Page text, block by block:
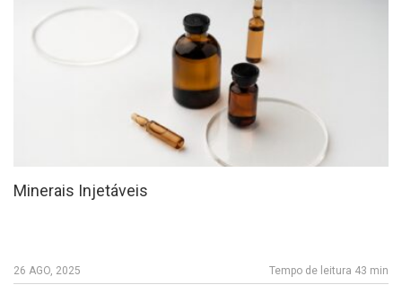
Minerais Injetáveis
26 AGO, 2025 Tempo de leitura 43 min